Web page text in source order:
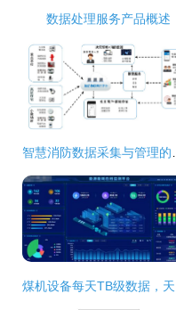
数据处理服务产品概述